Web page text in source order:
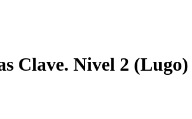
Clave. Nivel 2 (Lugo)